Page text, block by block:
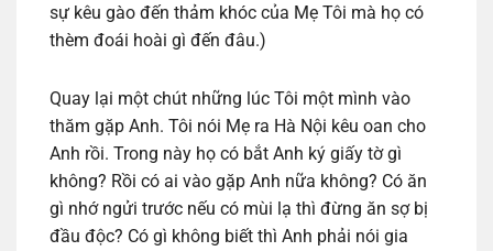
sự kêu gào đến thảm khóc của Mẹ Tôi mà họ có
thèm đoái hoài gì đến đâu.)
Quay lại một chút những lúc Tôi một mình vào
thăm gặp Anh. Tôi nói Mẹ ra Hà Nội kêu oan cho
Anh rồi. Trong này họ có bắt Anh ký giấy tờ gì
không? Rồi có ai vào gặp Anh nữa không? Có ăn
gì nhớ ngửi trước nếu có mùi lạ thì đừng ăn sợ bị
đầu độc? Có gì không biết thì Anh phải nói gia